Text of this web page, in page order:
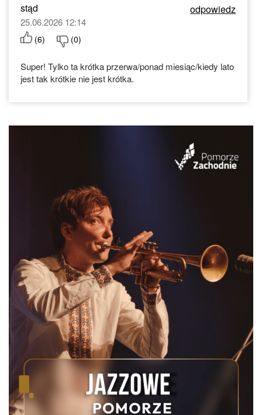
stąd odpowiedz
25.06.2026 12:14
(6) (0)
Super! Tylko ta krótka przerwa/ponad miesiąc/kiedy lato
jest tak krótkie nie jest krótka.